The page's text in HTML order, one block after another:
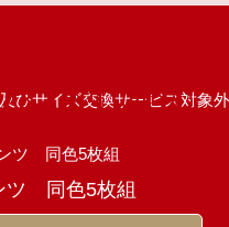
サイズ交換サービス対象外
円（税込）
ツ 同色5枚組